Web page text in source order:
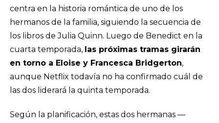
centra en la historia romántica de uno de los
hermanos de la familia, siguiendo la secuencia de
los libros de Julia Quinn. Luego de Benedict en la
cuarta temporada, las próximas tramas girarán
en torno a Eloise y Francesca Bridgerton,
aunque Netflix todavía no ha confirmado cuál de
las dos liderará la quinta temporada.
Según la planificación, estas dos hermanas —